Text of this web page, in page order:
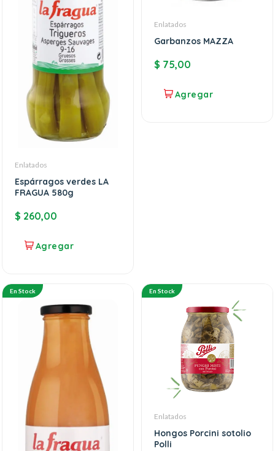
Enlatados
Espárragos verdes LA
FRAGUA 580g
$ 260,00
Enlatados
Garbanzos MAZZA
$ 75,00
En Stock En Stock
Enlatados
Hongos Porcini sotolio
Polli